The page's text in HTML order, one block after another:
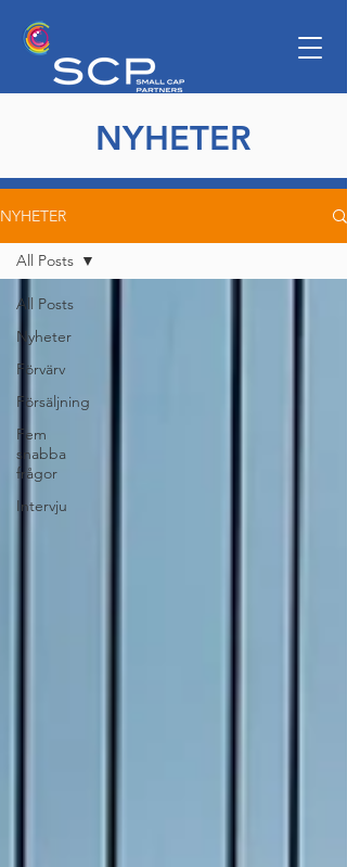
NYHETER
NYHETER
All Posts
Nyheter
Förvärv
Försäljning
Fem
snabba
frågor
Intervju
All Posts